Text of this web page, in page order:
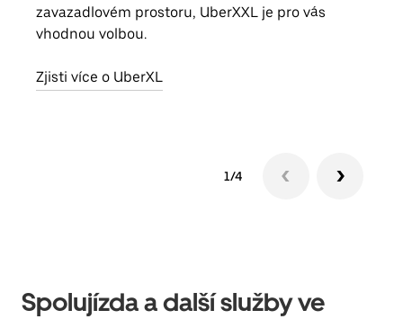
zavazadlovém prostoru, UberXXL je pro vás
vhodnou volbou.
Zjisti více o UberXL
1/4
Spolujízda a další služby ve